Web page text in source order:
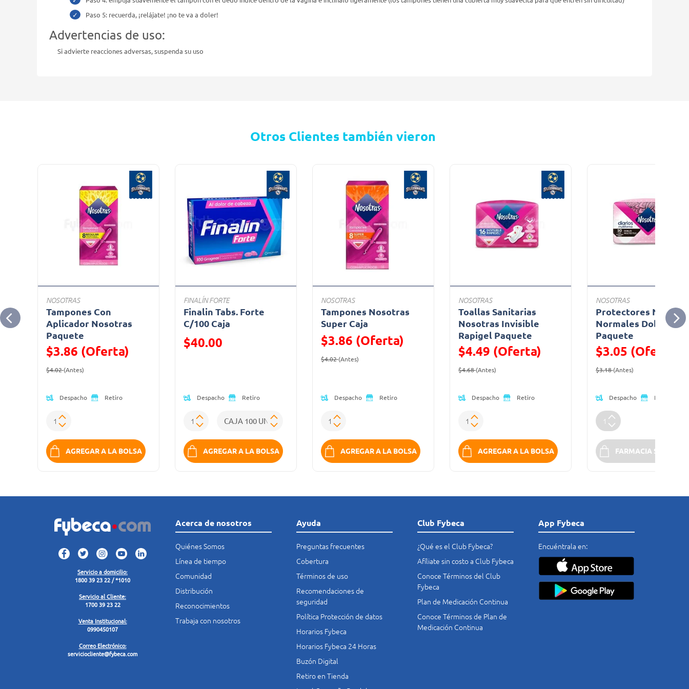
Paso 5: recuerda, ¡relájate! ¡no te va a doler!
Advertencias de uso:
Si advierte reacciones adversas, suspenda su uso
Otros Clientes también vieron
NOSOTRAS
Tampones Con
Aplicador Nosotras
Paquete
$3.86 (Oferta)
Precio reducido de
$4.02(Antes)
Despacho Retiro
AGREGAR A LA BOLSA
FINALÍN FORTE
Finalin Tabs. Forte
C/100 Caja
Precio reducido de
$40.00
Despacho Retiro
AGREGAR A LA BOLSA
NOSOTRAS
Tampones Nosotras
Super Caja
$3.86 (Oferta)
Precio reducido de
$4.02(Antes)
Despacho Retiro
AGREGAR A LA BOLSA
NOSOTRAS
Toallas Sanitarias
Nosotras Invisible
Rapigel Paquete
$4.49 (Oferta)
Precio reducido de
$4.68(Antes)
Despacho Retiro
AGREGAR A LA BOLSA
NOSOTRAS
Protectores
Normales Dobles
Paquete
$3.05 (Oferta)
Precio reducido de
$3.18(Antes)
Despacho Retiro
FARMACIA SIN
Servicio a domicilio:
1800 39 23 22 / *1010
Servicio al Cliente:
1700 39 23 22
Venta Institucional:
0990450107
Correo Electrónico:
serviciocliente@fybeca.com
Acerca de nosotros
Quiénes Somos
Línea de tiempo
Comunidad
Distribución
Reconocimientos
Trabaja con nosotros
Ayuda
Preguntas frecuentes
Cobertura
Términos de uso
Recomendaciones de
seguridad
Política Protección de datos
Horarios Fybeca
Horarios Fybeca 24 Horas
Buzón Digital
Retiro en Tienda
Club Fybeca
¿Qué es el Club Fybeca?
Afíliate sin costo a Club Fybeca
Conoce Términos del Club
Fybeca
Plan de Medicación Continua
Conoce Términos de Plan de
Medicación Continua
App Fybeca
Encuéntrala en: